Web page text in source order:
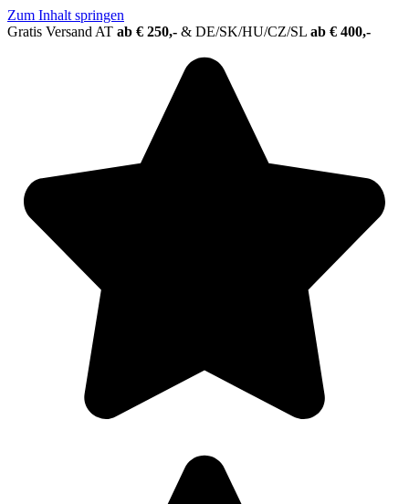
Zum Inhalt springen
Gratis Versand AT ab € 250,- & DE/SK/HU/CZ/SL ab € 400,-